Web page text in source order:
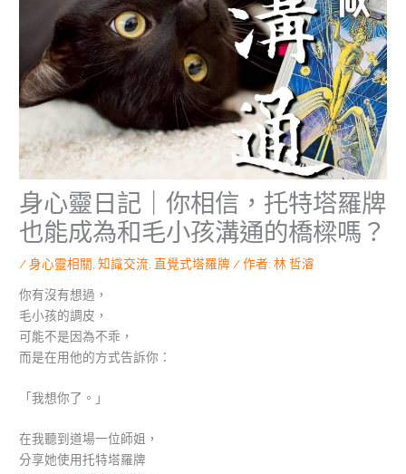
身心靈日記｜你相信，托特塔羅牌
也能成為和毛小孩溝通的橋樑嗎？
/身心靈相關 ,知識交流 直覺式塔羅牌 / 作者:林 哲濬
你有沒有想過，
毛小孩的調皮，
可能不是因為不乖，
而是在用他的方式告訴你：
「我想你了。」
在我聽到道場一位師姐，
分享她使用托特塔羅牌